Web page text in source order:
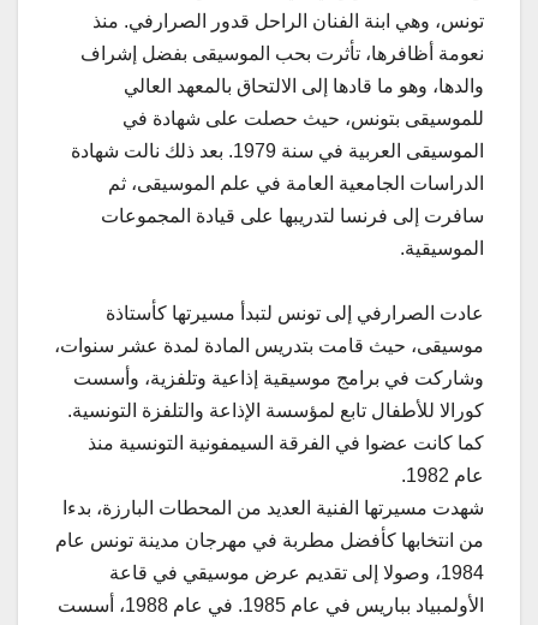
تونس، وهي ابنة الفنان الراحل قدور الصرارفي. منذ
نعومة أظافرها، تأثرت بحب الموسيقى بفضل إشراف
والدها، وهو ما قادها إلى الالتحاق بالمعهد العالي
للموسيقى بتونس، حيث حصلت على شهادة في
الموسيقى العربية في سنة 1979. بعد ذلك نالت شهادة
الدراسات الجامعية العامة في علم الموسيقى، ثم
سافرت إلى فرنسا لتدريبها على قيادة المجموعات
الموسيقية.
عادت الصرارفي إلى تونس لتبدأ مسيرتها كأستاذة
موسيقى، حيث قامت بتدريس المادة لمدة عشر سنوات،
وشاركت في برامج موسيقية إذاعية وتلفزية، وأسست
كورالا للأطفال تابع لمؤسسة الإذاعة والتلفزة التونسية.
كما كانت عضوا في الفرقة السيمفونية التونسية منذ
عام 1982.
شهدت مسيرتها الفنية العديد من المحطات البارزة، بدءا
من انتخابها كأفضل مطربة في مهرجان مدينة تونس عام
1984، وصولا إلى تقديم عرض موسيقي في قاعة
الأولمبياد بباريس في عام 1985. في عام 1988، أسست